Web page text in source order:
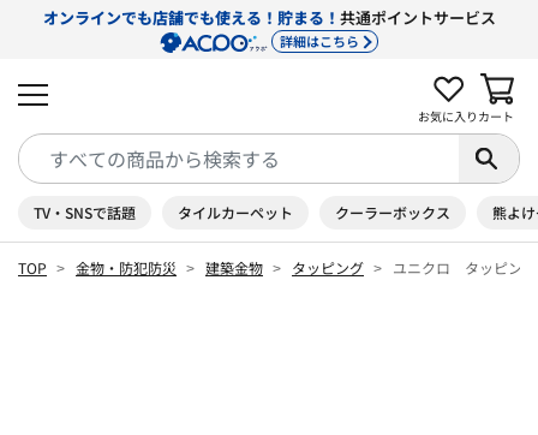
オンラインでも店舗でも使える！貯まる！ 共通ポイントサービス
詳細はこちら
お気に入り カート
TV・SNSで話題 タイルカーペット クーラーボックス 熊よ
TOP 金物・防犯防災 建築金物 タッピング ユニクロ タッピン